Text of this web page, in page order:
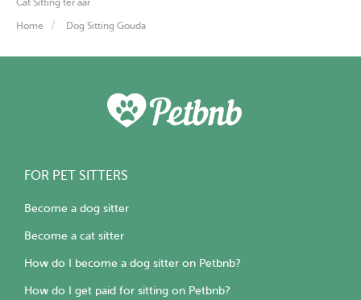
Cat Sitting ter aar
Home Dog Sitting Gouda
FOR PET SITTERS
Become a dog sitter
Become a cat sitter
How do I become a dog sitter on Petbnb?
How do I get paid for sitting on Petbnb?